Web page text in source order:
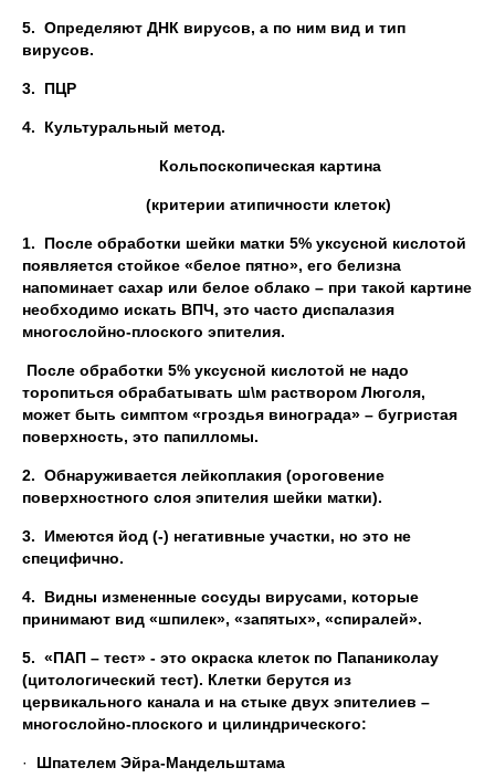
5. Определяют ДНК вирусов, а по ним вид и тип
вирусов.
3. ПЦР
4. Культуральный метод.
Кольпоскопическая картина
(критерии атипичности клеток)
1. После обработки шейки матки 5% уксусной кислотой
появляется стойкое «белое пятно», его белизна
напоминает сахар или белое облако – при такой картине
необходимо искать ВПЧ, это часто диспалазия
многослойно-плоского эпителия.
После обработки 5% уксусной кислотой не надо
торопиться обрабатывать ш\м раствором Люголя,
может быть симптом «гроздья винограда» – бугристая
поверхность, это папилломы.
2. Обнаруживается лейкоплакия (ороговение
поверхностного слоя эпителия шейки матки).
3. Имеются йод (-) негативные участки, но это не
специфично.
4. Видны измененные сосуды вирусами, которые
принимают вид «шпилек», «запятых», «спиралей».
5. «ПАП – тест» - это окраска клеток по Папаниколау
(цитологический тест). Клетки берутся из
цервикального канала и на стыке двух эпителиев –
многослойно-плоского и цилиндрического:
· Шпателем Эйра-Мандельштама